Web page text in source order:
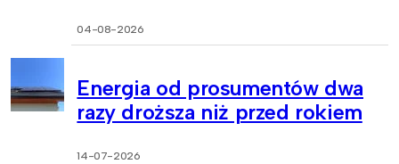
04-08-2026
Energia od prosumentów dwa
razy droższa niż przed rokiem
14-07-2026